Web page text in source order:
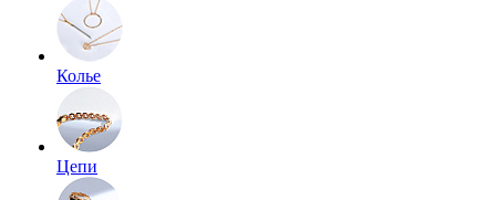
Колье
Цепи